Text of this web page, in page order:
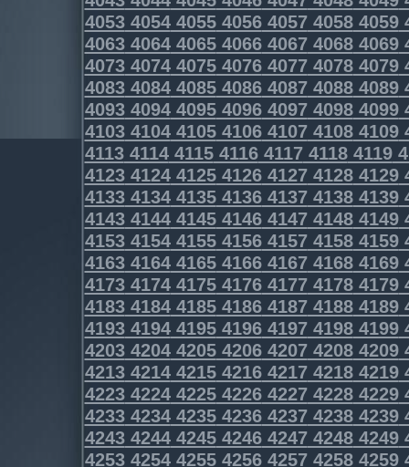
4053405440554056405740584059
4063406440654066406740684069
4073407440754076407740784079
4083408440854086408740884089
4093409440954096409740984099
4103410441054106410741084109
4113411441154116411741184119
4123412441254126412741284129
4133413441354136413741384139
4143414441454146414741484149
4153415441554156415741584159
4163416441654166416741684169
4173417441754176417741784179
4183418441854186418741884189
4193419441954196419741984199
4203420442054206420742084209
4213421442154216421742184219
4223422442254226422742284229
4233423442354236423742384239
4243424442454246424742484249
4253425442554256425742584259